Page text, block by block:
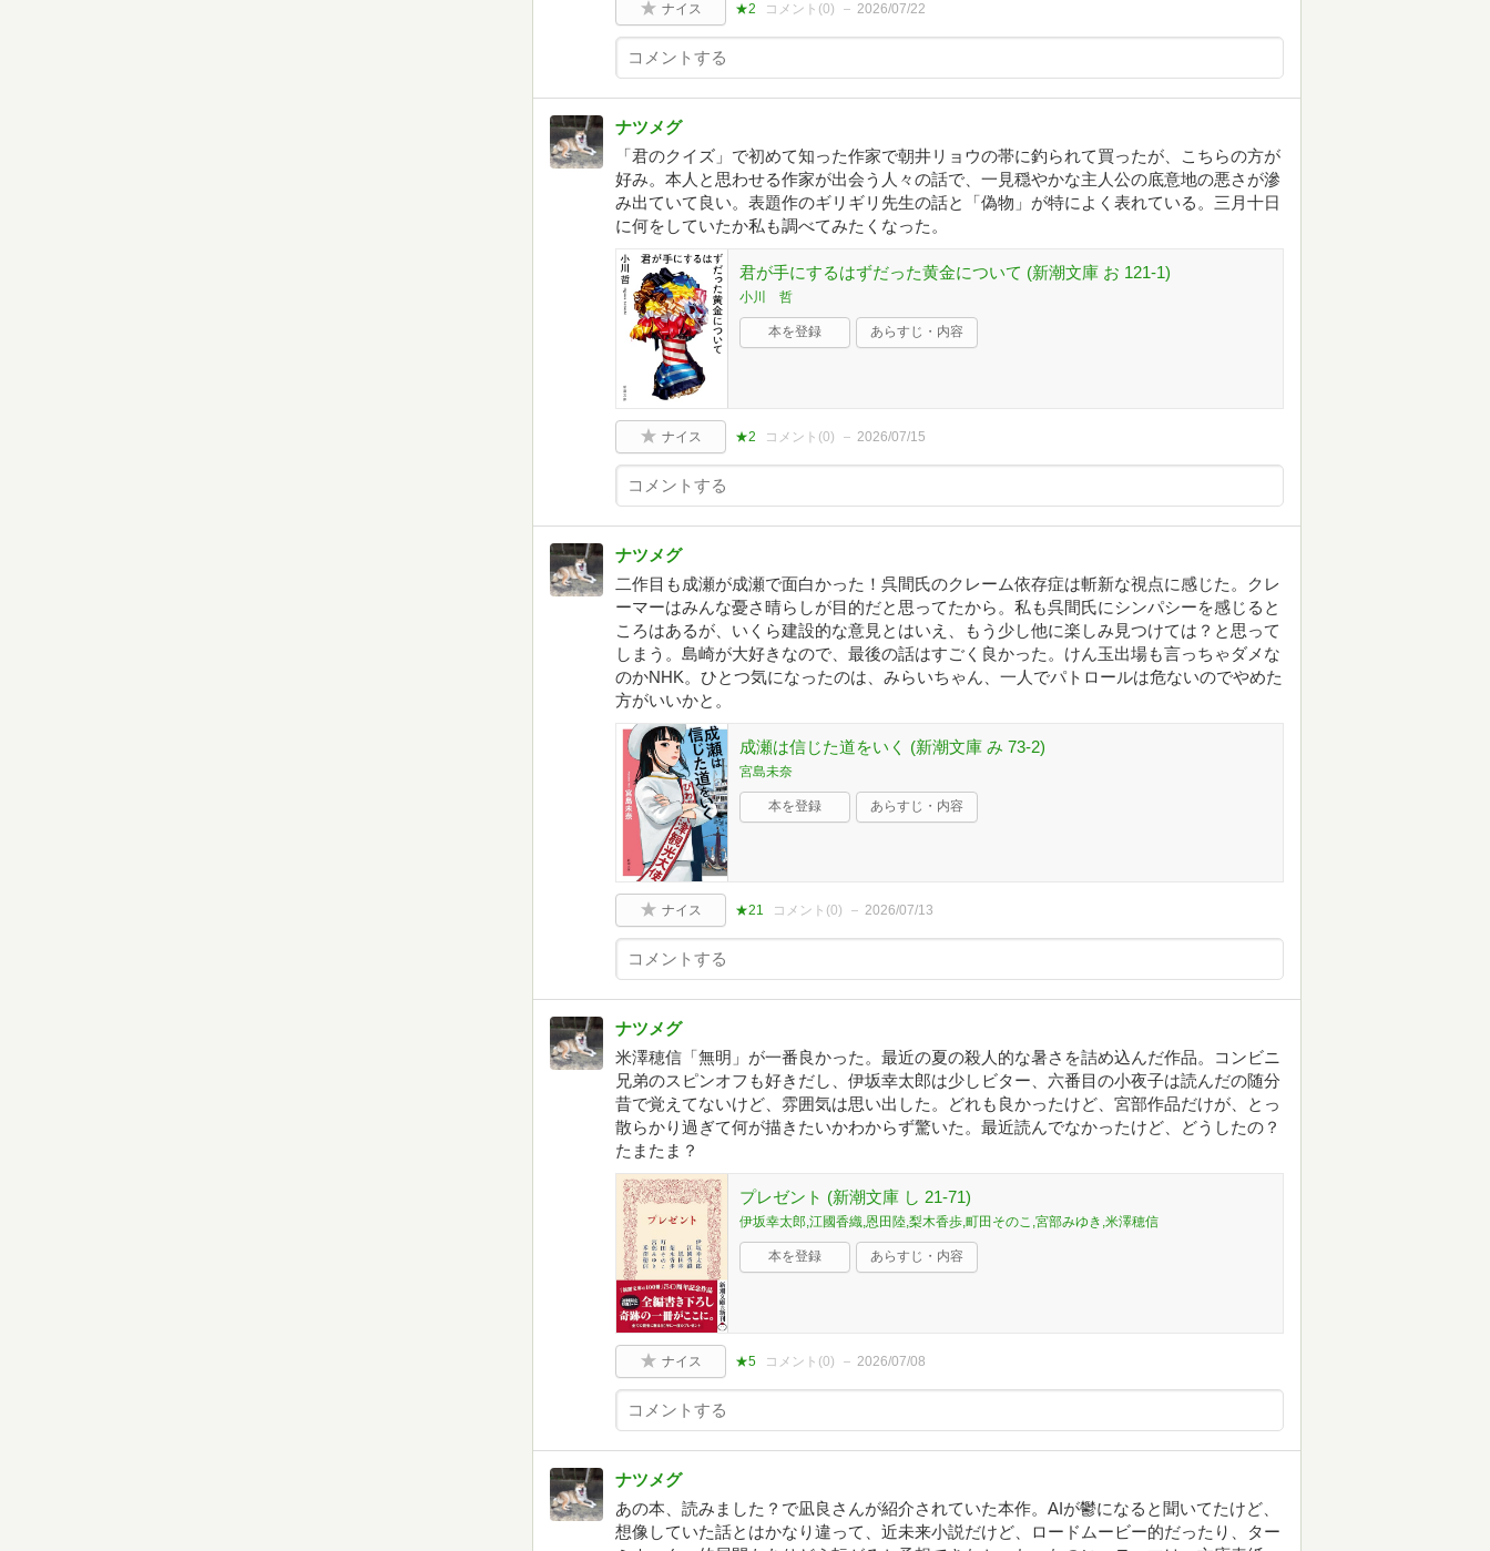
ナイス ★2 コメント(0) 2026/07/22
ナツメグ
「君のクイズ」で初めて知った作家で朝井リョウの帯に釣られて買ったが、こちらの方が
好み。本人と思わせる作家が出会う人々の話で、一見穏やかな主人公の底意地の悪さが滲
み出ていて良い。表題作のギリギリ先生の話と「偽物」が特によく表れている。三月十日
に何をしていたか私も調べてみたくなった。
君が手にするはずだった黄金について (新潮文庫 お 121-1)
小川 哲
本を登録 あらすじ・内容
ナイス ★2 コメント(0) 2026/07/15
ナツメグ
二作目も成瀬が成瀬で面白かった！呉間氏のクレーム依存症は斬新な視点に感じた。クレ
ーマーはみんな憂さ晴らしが目的だと思ってたから。私も呉間氏にシンパシーを感じると
ころはあるが、いくら建設的な意見とはいえ、もう少し他に楽しみ見つけては？と思って
しまう。島崎が大好きなので、最後の話はすごく良かった。けん玉出場も言っちゃダメな
のかNHK。ひとつ気になったのは、みらいちゃん、一人でパトロールは危ないのでやめた
方がいいかと。
成瀬は信じた道をいく (新潮文庫 み 73-2)
宮島未奈
本を登録 あらすじ・内容
ナイス ★21 コメント(0) 2026/07/13
ナツメグ
米澤穂信「無明」が一番良かった。最近の夏の殺人的な暑さを詰め込んだ作品。コンビニ
兄弟のスピンオフも好きだし、伊坂幸太郎は少しビター、六番目の小夜子は読んだの随分
昔で覚えてないけど、雰囲気は思い出した。どれも良かったけど、宮部作品だけが、とっ
散らかり過ぎて何が描きたいかわからず驚いた。最近読んでなかったけど、どうしたの？
たまたま？
プレゼント (新潮文庫 し 21-71)
伊坂幸太郎,江國香織,恩田陸,梨木香歩,町田そのこ,宮部みゆき,米澤穂信
本を登録 あらすじ・内容
ナイス ★5 コメント(0) 2026/07/08
ナツメグ
あの本、読みました？で凪良さんが紹介されていた本作。AIが鬱になると聞いてたけど、
想像していた話とはかなり違って、近未来小説だけど、ロードムービー的だったり、ター